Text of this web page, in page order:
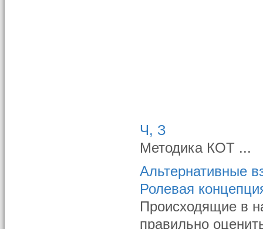
Ч, З
Методика КОТ ...
Альтернативные
Ролевая
Происходящие в
правильно